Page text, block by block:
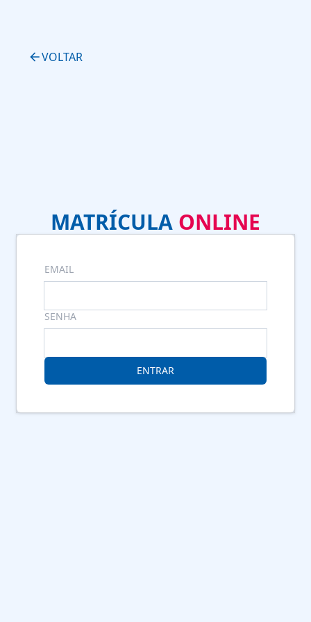
VOLTAR
MATRÍCULA ONLINE
EMAIL
SENHA
ENTRAR